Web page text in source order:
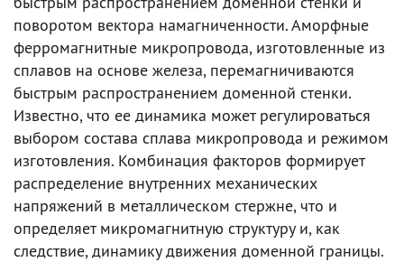
поворотом вектора намагниченности. Аморфные
ферромагнитные микропровода, изготовленные из
сплавов на основе железа, перемагничиваются
быстрым распространением доменной стенки.
Известно, что ее динамика может регулироваться
выбором состава сплава микропровода и режимом
изготовления. Комбинация факторов формирует
распределение внутренних механических
напряжений в металлическом стержне, что и
определяет микромагнитную структуру и, как
следствие, динамику движения доменной границы.